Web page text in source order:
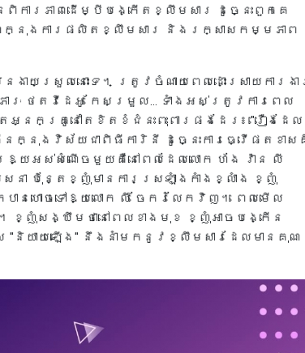
ារភាពដើម្បីបង្កើតខ្លឹមសារ ដូច្នេះពួកគេ
ក្នុងការផលិតខ្លឹមសារ និងរក្សាសកម្មភាព
រួលនោះទេ។ ត្រូវចំណាយពេលដោះស្រាយការងា
ៈ ថតវីដេអូ កែសម្រួល... ទាំងអស់ត្រូវការពេល
អ្នកគ្រូនៅតែខិតខំជំនះពុះពារផងដែរ៖ "រឿងដែល
នុងវិស័យជាពិធីការិនី ដូច្នេះការធ្វើផតខាស
អស់សំណើចមួយគឺនៅពេលដែលលោក ហ័ង វ៉ាន លី
ប៉ុន្តែខ្ញុំមានការស្រឡាំងកាំងខ្លាំង ខ្ញុំ
នហោចទៅឱ្យលោក លី ចែករំលែកវិញ។ ពេលមើល
ខ្ញុំសង្ឃឹមថានៅពេលខាងមុខ ខ្ញុំអាចបង្កើន
"និយាយឡើង" នឹងនាំមកនូវខ្លឹមសារដែលមានគុណ